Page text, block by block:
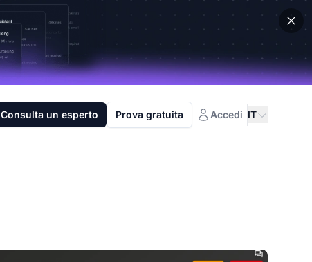
Consulta un esperto Prova gratuita Accedi IT